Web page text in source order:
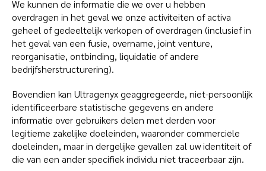
We kunnen de informatie die we over u hebben
overdragen in het geval we onze activiteiten of activa
geheel of gedeeltelijk verkopen of overdragen (inclusief in
het geval van een fusie, overname, joint venture,
reorganisatie, ontbinding, liquidatie of andere
bedrijfsherstructurering).
Bovendien kan Ultragenyx geaggregeerde, niet-persoonlijk
identificeerbare statistische gegevens en andere
informatie over gebruikers delen met derden voor
legitieme zakelijke doeleinden, waaronder commerciële
doeleinden, maar in dergelijke gevallen zal uw identiteit of
die van een ander specifiek individu niet traceerbaar zijn.